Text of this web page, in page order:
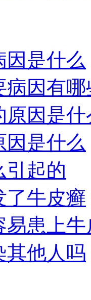
因是什么
病因有哪
原因是什
因是什么
引起的
了牛皮癣
易患上牛
其他人吗